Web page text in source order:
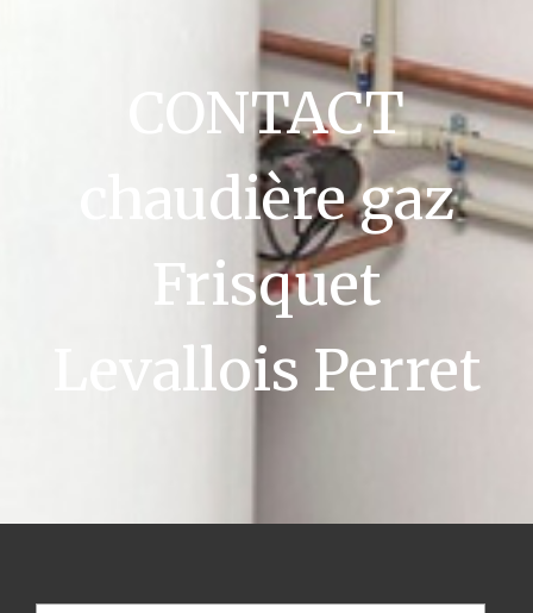
CONTACT
chaudière gaz
Frisquet
Levallois Perret